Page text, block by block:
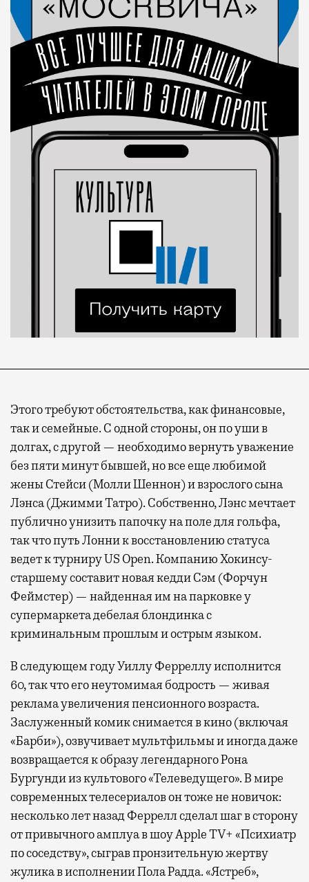
Этого требуют обстоятельства, как финансовые,
так и семейные. С одной стороны, он по уши в
долгах, с другой — необходимо вернуть уважение
без пяти минут бывшей, но все еще любимой
жены Стейси (Молли Шеннон) и взрослого сына
Лэнса (Джимми Татро). Собственно, Лэнс мечтает
публично унизить папочку на поле для гольфа,
так что путь Лонни к восстановлению статуса
ведет к турниру US Open. Компанию Хокинсу-
старшему составит новая кедди Сэм (Форчун
Феймстер) — найденная им на парковке у
супермаркета дебелая блондинка с
криминальным прошлым и острым языком.
В следующем году Уиллу Ферреллу исполнится
60, так что его неутомимая бодрость — живая
реклама увеличения пенсионного возраста.
Заслуженный комик снимается в кино (включая
«Барби»), озвучивает мультфильмы и иногда даже
возвращается к образу легендарного Рона
Бургунди из культового «Телеведущего». В мире
современных телесериалов он тоже не новичок:
несколько лет назад Феррелл сделал шаг в сторону
от привычного амплуа в шоу Apple TV+ «Психиатр
по соседству», сыграв пронзительную жертву
жулика в исполнении Пола Радда. «Ястреб»,